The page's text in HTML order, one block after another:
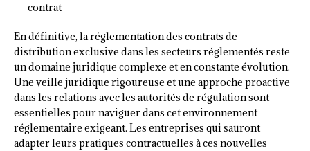
contrat
En définitive, la réglementation des contrats de
distribution exclusive dans les secteurs réglementés reste
un domaine juridique complexe et en constante évolution.
Une veille juridique rigoureuse et une approche proactive
dans les relations avec les autorités de régulation sont
essentielles pour naviguer dans cet environnement
réglementaire exigeant. Les entreprises qui sauront
adapter leurs pratiques contractuelles à ces nouvelles